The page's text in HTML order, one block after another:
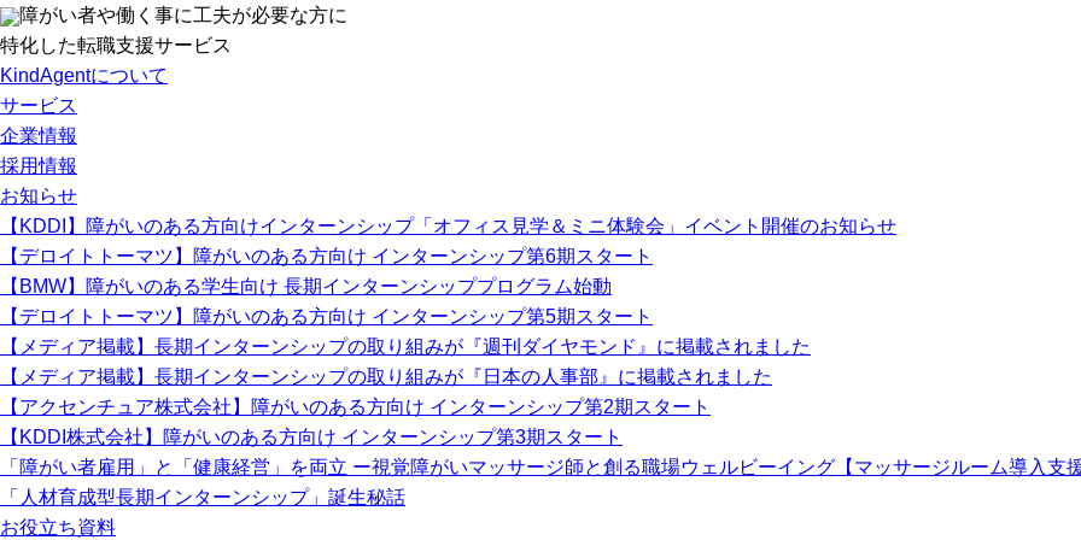
障がい者や働く事に工夫が必要な方に
特化した転職支援サービス
KindAgentについて
サービス
企業情報
採用情報
お知らせ
【KDDI】障がいのある方向けインターンシップ「オフィス見学＆ミニ体験会」イベント開催のお知らせ
【デロイトトーマツ】障がいのある方向け インターンシップ第6期スタート
【BMW】障がいのある学生向け 長期インターンシッププログラム始動
【デロイトトーマツ】障がいのある方向け インターンシップ第5期スタート
【メディア掲載】長期インターンシップの取り組みが『週刊ダイヤモンド』に掲載されました
【メディア掲載】長期インターンシップの取り組みが『日本の人事部』に掲載されました
【アクセンチュア株式会社】障がいのある方向け インターンシップ第2期スタート
【KDDI株式会社】障がいのある方向け インターンシップ第3期スタート
「障がい者雇用」と「健康経営」を両立 ー視覚障がいマッサージ師と創る職場ウェルビーイング【マッサージルーム導入支
「人材育成型長期インターンシップ」誕生秘話
お役立ち資料